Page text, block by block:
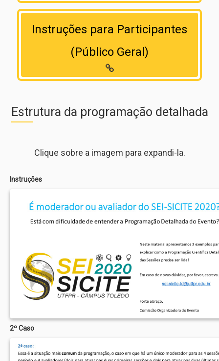
Instruções para Participantes
(Público Geral)
Estrutura da programação detalhada
Clique sobre a imagem para expandi-la.
Instruções
2º Caso